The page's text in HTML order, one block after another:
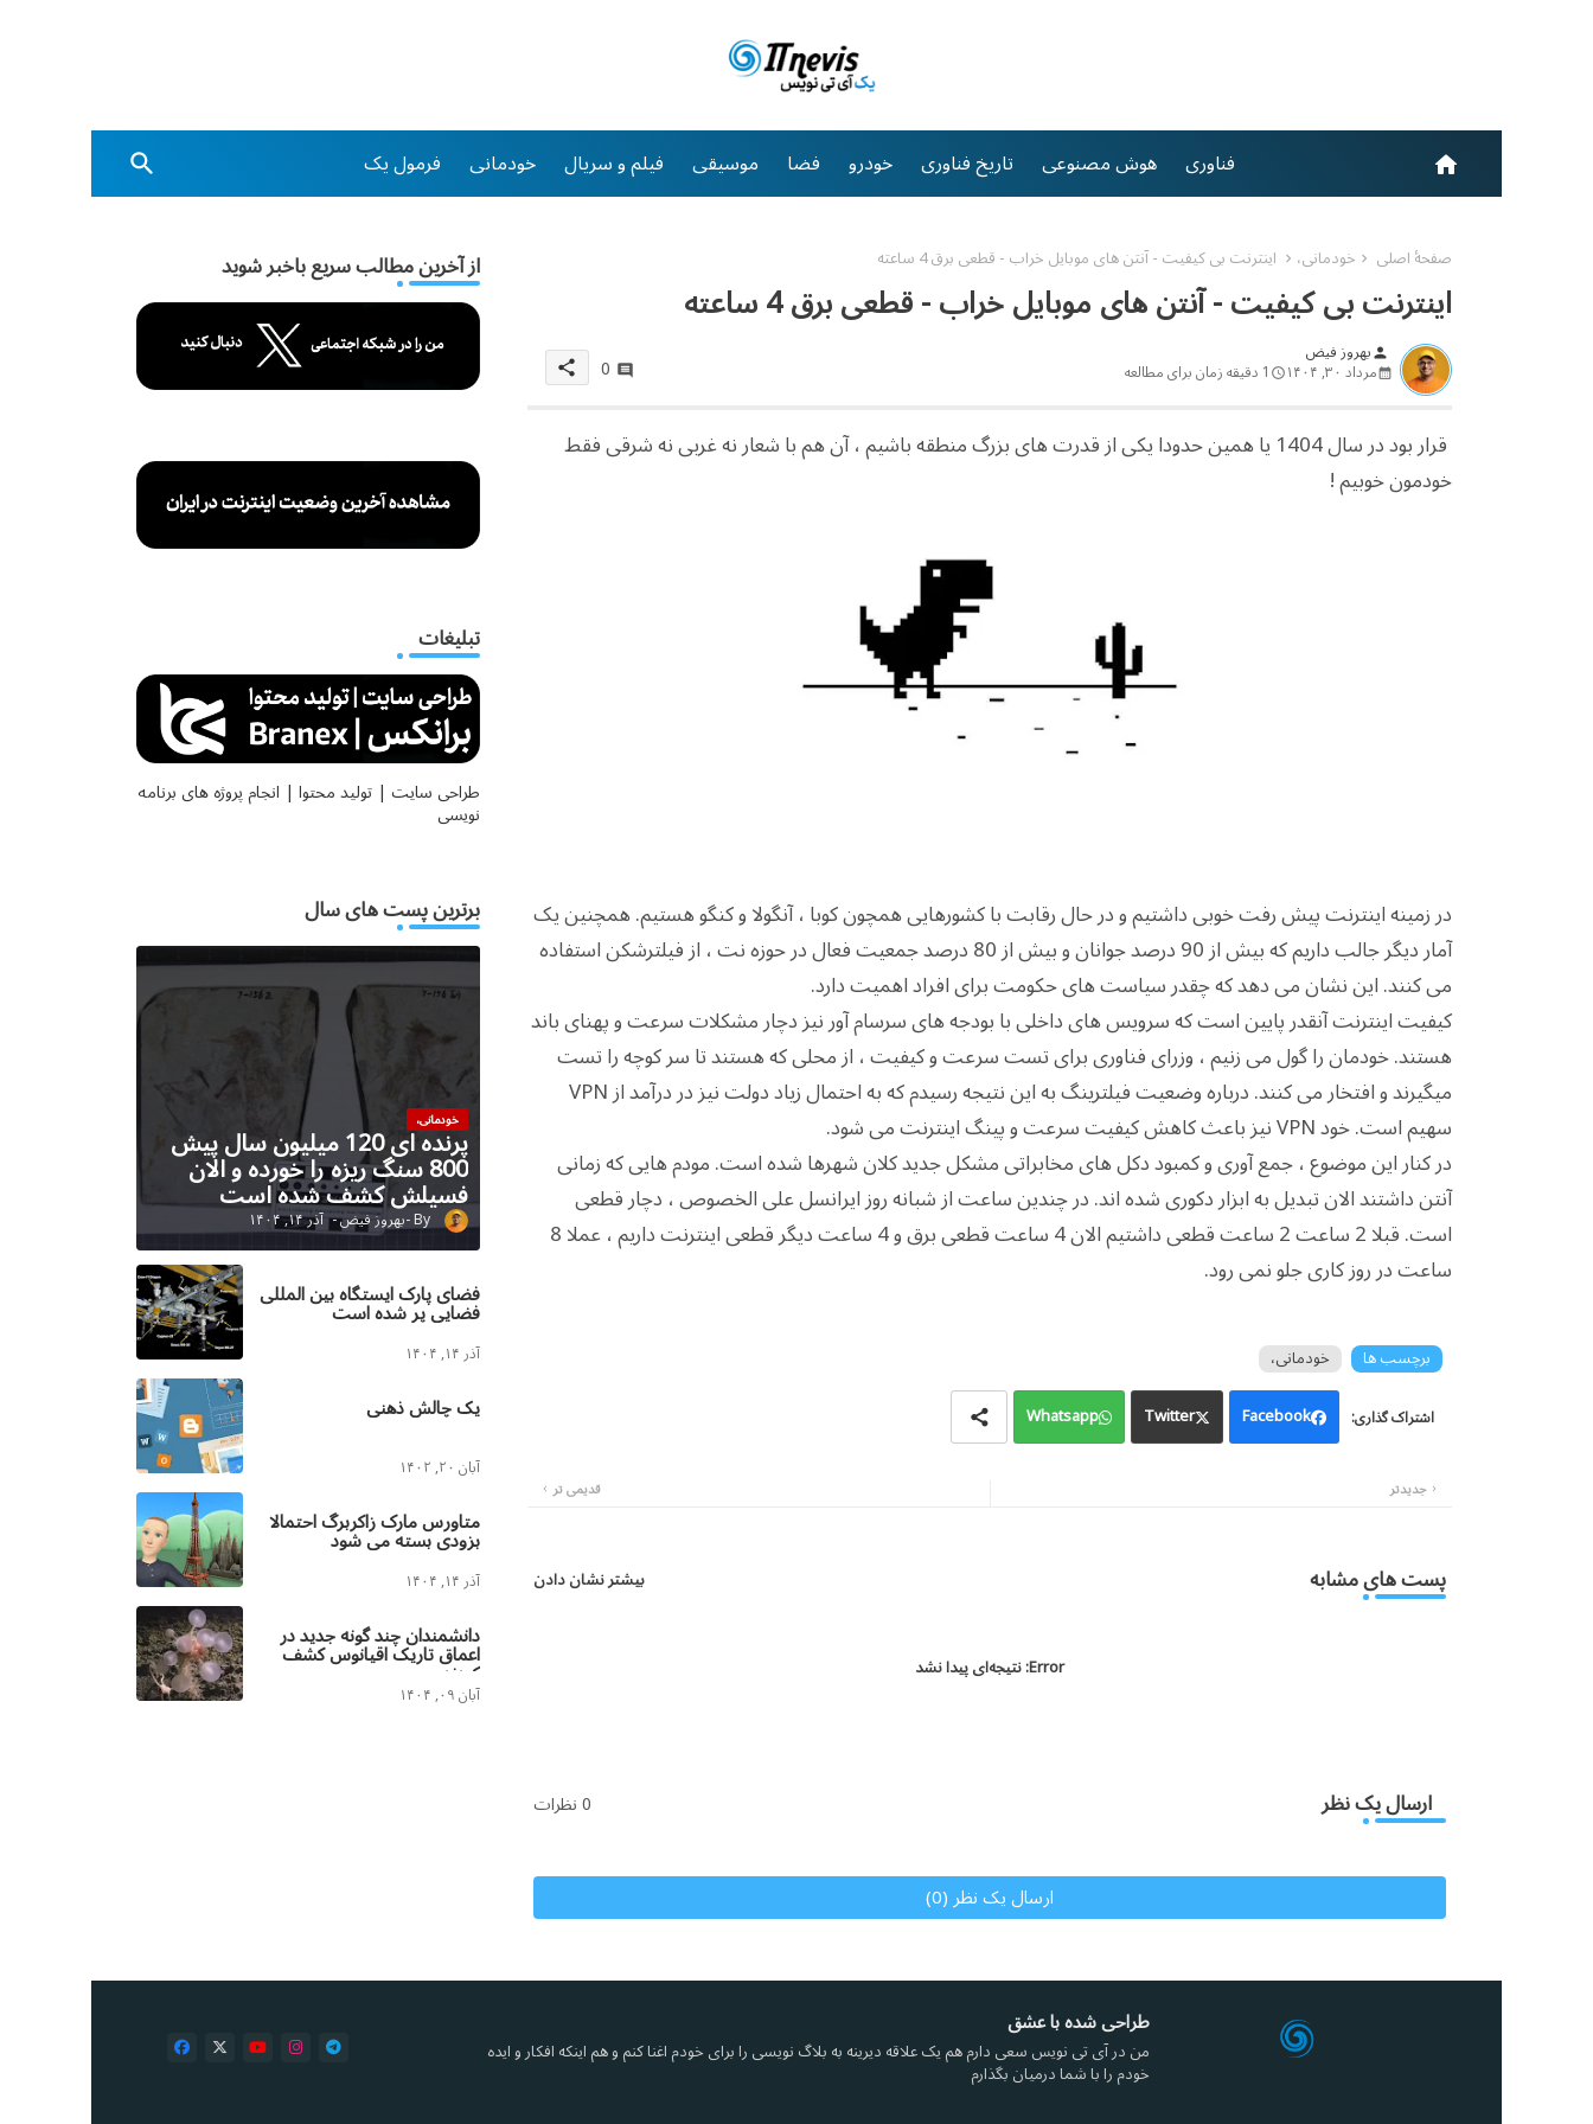
home فناوری هوش مصنوعی تاریخ فناوری خودرو فضا موسیقی فیلم و سریال خودمانی فرمول یک
صفحهٔ اصلی خودمانی، اینترنت بی کیفیت - آنتن های موبایل خراب - قطعی برق 4 ساعته
اینترنت بی کیفیت - آنتن های موبایل خراب - قطعی برق 4 ساعته
person بهروز فیض
مرداد ۳۰, ۱۴۰۴ 1 دقیقه زمان برای مطالعه 0
share
قرار بود در سال 1404 یا همین حدودا یکی از قدرت های بزرگ منطقه باشیم ، آن هم با شعار نه غربی نه شرقی فقط
خودمون خوبیم !
در زمینه اینترنت پیش رفت خوبی داشتیم و در حال رقابت با کشورهایی همچون کوبا ، آنگولا و کنگو هستیم. همچنین یک
آمار دیگر جالب داریم که بیش از 90 درصد جوانان و بیش از 80 درصد جمعیت فعال در حوزه نت ، از فیلترشکن استفاده
می کنند. این نشان می دهد که چقدر سیاست های حکومت برای افراد اهمیت دارد.
کیفیت اینترنت آنقدر پایین است که سرویس های داخلی با بودجه های سرسام آور نیز دچار مشکلات سرعت و پهنای باند
هستند. خودمان را گول می زنیم ، وزرای فناوری برای تست سرعت و کیفیت ، از محلی که هستند تا سر کوچه را تست
میگیرند و افتخار می کنند.
درباره وضعیت فیلترینگ به این نتیجه رسیدم که به احتمال زیاد دولت نیز در درآمد از VPN
سهیم است. خود VPN نیز باعث کاهش کیفیت سرعت و پینگ اینترنت می شود.
در کنار این موضوع ، جمع آوری و کمبود دکل های مخابراتی مشکل جدید کلان شهرها شده است. مودم هایی که زمانی
آنتن داشتند الان تبدیل به ابزار دکوری شده اند. در چندین ساعت از شبانه روز ایرانسل علی الخصوص ، دچار قطعی
است. قبلا 2 ساعت 2 ساعت قطعی داشتیم الان 4 ساعت قطعی برق و 4 ساعت دیگر قطعی اینترنت داریم ، عملا 8
ساعت در روز کاری جلو نمی رود.
برچسب ها
خودمانی،
Facebook
Twitter
Whatsapp
جدیدتر قدیمی تر
پست های مشابه بیشتر نشان دادن
Error:نتیجه‌ای پیدا نشد
ارسال یک نظر 0 نظرات
ارسال یک نظر (0)
از آخرین مطالب سریع باخبر شوید
تبلیغات
طراحی سایت | تولید محتوا | انجام پروژه های برنامه
نویسی
برترین پست های سال
خودمانی، پرنده ای 120 میلیون سال پیش
800 سنگ ریزه را خورده و الان
فسیلش کشف شده است
بهروز فیض آذر ۱۴, ۱۴۰۴
فضای پارک ایستگاه بین المللی
فضایی پر شده است
آذر ۱۴, ۱۴۰۴
یک چالش ذهنی
آبان ۲۰, ۱۴۰۲
متاورس مارک زاکربرگ احتمالا
بزودی بسته می شود
آذر ۱۴, ۱۴۰۴
دانشمندان چند گونه جدید در
اعماق تاریک اقیانوس کشف
کردند
آبان ۰۹, ۱۴۰۴
طراحی شده با عشق
من در آی تی نویس سعی دارم هم یک علاقه دیرینه به بلاگ نویسی را برای خودم اغنا کنم و هم اینکه افکار و ایده
خودم را با شما درمیان بگذارم